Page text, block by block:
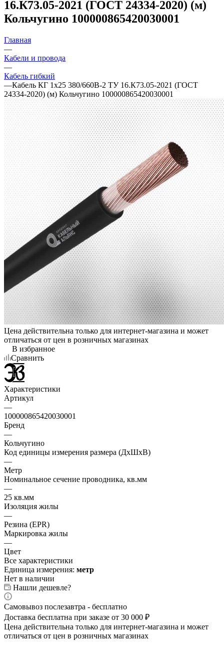
16.К73.05-2021 (ГОСТ 24334-2020) (м)
Кольчугино 100000865420030001
Главная
—
Кабели и провода
—
Кабель гибкий
—Кабель КГ 1х25 380/660В-2 ТУ 16.К73.05-2021 (ГОСТ
24334-2020) (м) Кольчугино 100000865420030001
Цена действительна только для интернет-магазина и может
отличаться от цен в розничных магазинах
В избранное
Сравнить
Характеристики
Артикул
—
100000865420030001
Бренд
—
Кольчугино
Код единицы измерения размера (ДхШхВ)
—
Метр
Номинальное сечение проводника, кв.мм
—
25 кв.мм
Изоляция жилы
—
Резина (EPR)
Маркировка жилы
—
Цвет
Все характеристики
Единица измерения: метр
Нет в наличии
Нашли дешевле?
Самовывоз послезавтра - бесплатно
Доставка бесплатна при заказе от 30 000 ₽
Цена действительна только для интернет-магазина и может
отличаться от цен в розничных магазинах